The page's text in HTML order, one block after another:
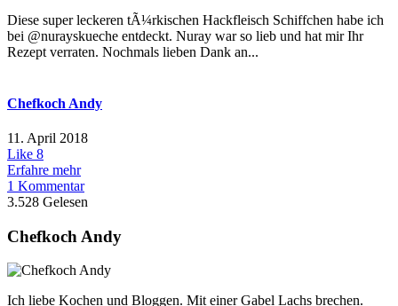
Diese super leckeren tÃ¼rkischen Hackfleisch Schiffchen habe ich
bei @nurayskueche entdeckt. Nuray war so lieb und hat mir Ihr
Rezept verraten. Nochmals lieben Dank an...
Chefkoch Andy
11. April 2018
Like 8
Erfahre mehr
1 Kommentar
3.528 Gelesen
Chefkoch Andy
Ich liebe Kochen und Bloggen. Mit einer Gabel Lachs brechen.